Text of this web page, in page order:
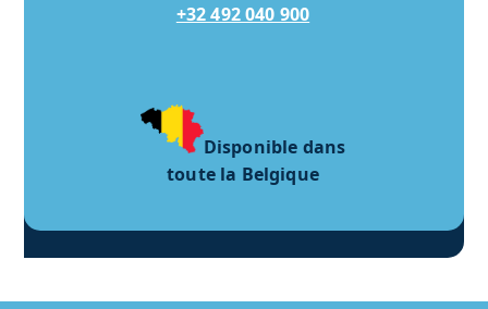
+32 492 040 900
Disponible dans
toute la Belgique